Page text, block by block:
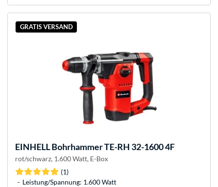
GRATIS VERSAND
EINHELLBohrhammer TE-RH 32-1600 4F
rot/schwarz, 1.600 Watt, E-Box
(1)
Leistung/Spannung: 1.600 Watt